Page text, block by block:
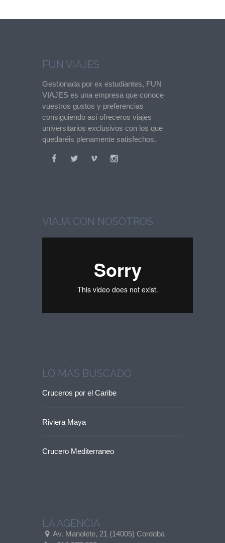
FUN VIAJES
Gestionada por ex estudiantes, FUN
VIAJES es una empresa que conoce
vuestros gustos y preferencias
consiguiendo así ofreceros viajes
universitarios exclusivos con los que
quedaréis plenamente satisfechos.
VIAJA CON NOSOTROS
LO MÁS BUSCADO
Cruceros por el Caribe
Riviera Maya
Crucero Mediterraneo
LA AGENCIA
Av. Manolete, 21 (14005) Cordoba